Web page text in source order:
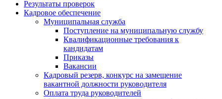
Результаты проверок
Кадровое обеспечение
Муниципальная служба
Поступление на муниципальную службу
Квалификационные требования к
кандидатам
Приказы
Вакансии
Кадровый резерв, конкурс на замещение
вакантной должности руководителя
Оплата труда руководителей